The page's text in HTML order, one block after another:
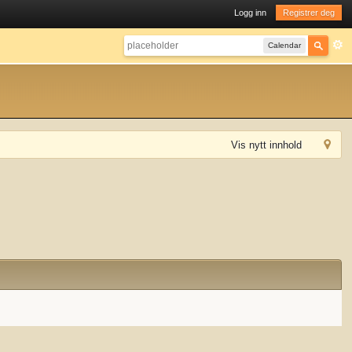
Logg inn Registrer deg
Calendar
Vis nytt innhold